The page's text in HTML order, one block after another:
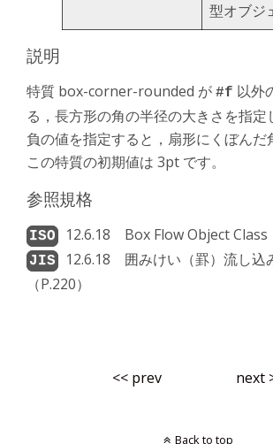
型オブジ
説明
特質 box-corner-rounded が #f 以外
る，長方形の角の半径の大きさを指定
負の値を指定すると，扇形にくぼんだ
この特質の初期値は 3pt です。
参照規格
12.6.18 Box Flow Object Class
12.6.18 囲みけい（罫）流し込
（P.220）
<< prev next
Back to top